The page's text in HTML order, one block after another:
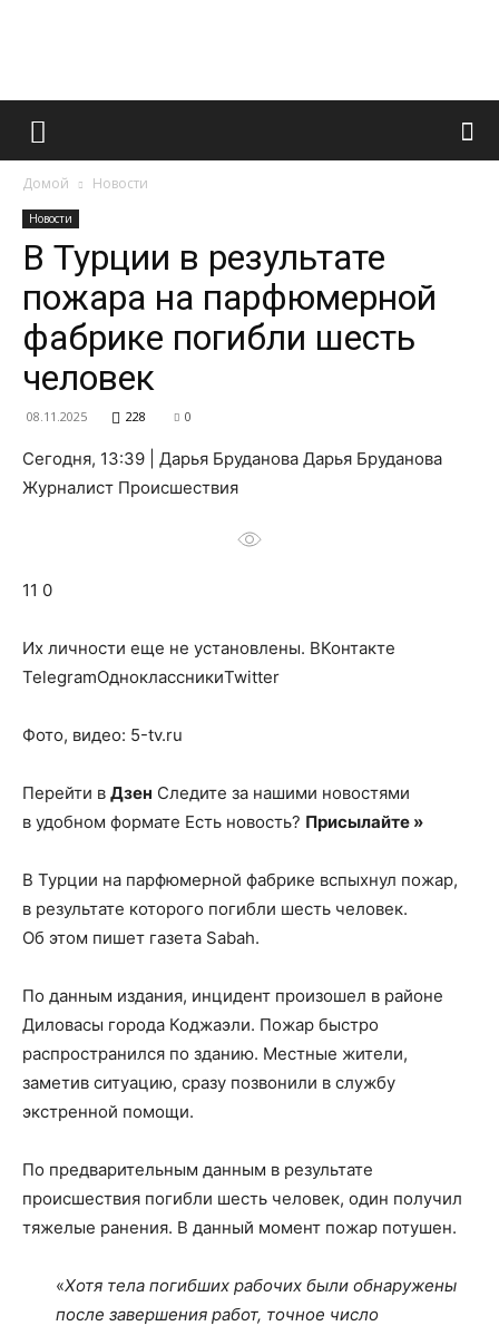
Французский
и
Домой Новости
Новости
В Турции в результате
пожара на парфюмерной
фабрике погибли шесть
человек
08.11.2025 228 0
Сегодня, 13:39 | Дарья Бруданова Дарья Бруданова
Журналист Происшествия
11 0
Их личности еще не установлены. ВКонтакте
TelegramОдноклассникиTwitter
Фото, видео: 5-tv.ru
Перейти в Дзен Следите за нашими новостями
в удобном формате Есть новость? Присылайте »
В Турции на парфюмерной фабрике вспыхнул пожар,
в результате которого погибли шесть человек.
Об этом пишет газета Sabah.
По данным издания, инцидент произошел в районе
Диловасы города Коджаэли. Пожар быстро
распространился по зданию. Местные жители,
заметив ситуацию, сразу позвонили в службу
экстренной помощи.
По предварительным данным в результате
происшествия погибли шесть человек, один получил
тяжелые ранения. В данный момент пожар потушен.
«Хотя тела погибших рабочих были обнаружены
после завершения работ, точное число